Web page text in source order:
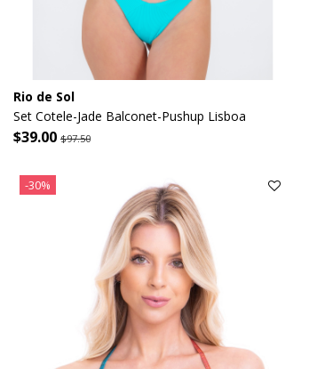
Rio de Sol
Set Cotele-Jade Balconet-Pushup Lisboa
$39.00 $97.50
-30%